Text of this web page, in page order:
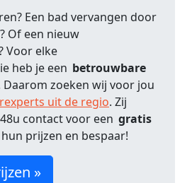
Een bad vervangen door
Of een nieuw
Voor elke
heb je een betrouwbare
Daarom zoeken wij voor jou
uit de regio. Zij
contact voor een gratis
prijzen en bespaar!
»